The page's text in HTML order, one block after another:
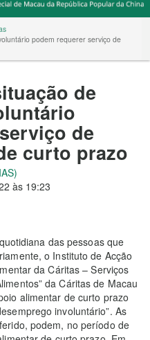
podem requerer serviço de
de
de
curto prazo
às 19:23
das pessoas que
o Instituto de Acção
da Cáritas – Serviços
da Cáritas de Macau
alimentar de curto prazo
involuntário”. As
podem, no período de